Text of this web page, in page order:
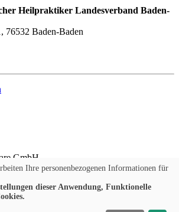
Heilpraktiker Landesverband Baden-
76532 Baden-Baden
GmbH
Ihre personenbezogenen Informationen für
dieser Anwendung, Funktionelle